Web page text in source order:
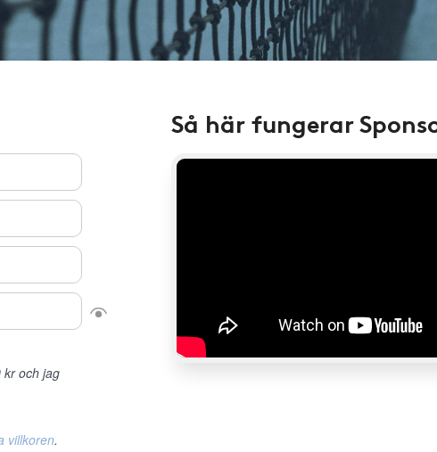
kr och jag
villkoren.
Så här fungerar